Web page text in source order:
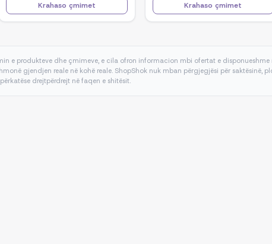
Krahaso çmimet
Krahaso çmimet
e produkteve dhe çmimeve, e cila ofron informacion mbi ofertat e
gjendjen reale në kohë reale. ShopShok nuk mban përgjegjësi për saktësinë,
drejtpërdrejt në faqen e shitësit.